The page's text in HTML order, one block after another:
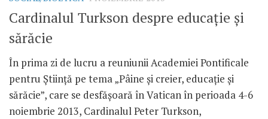
Cardinalul Turkson despre educaţie şi
sărăcie
În prima zi de lucru a reuniunii Academiei Pontificale
pentru Ştiinţă pe tema „Pâine şi creier, educaţie şi
sărăcie”, care se desfăşoară în Vatican în perioada 4-6
noiembrie 2013, Cardinalul Peter Turkson,